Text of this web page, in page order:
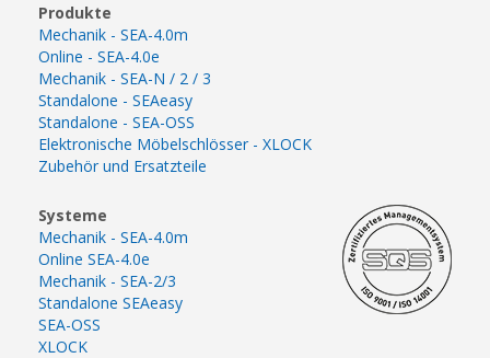
Produkte
Mechanik - SEA-4.0m
Online - SEA-4.0e
Mechanik - SEA-N / 2 / 3
Standalone - SEAeasy
Standalone - SEA-OSS
Elektronische Möbelschlösser - XLOCK
Zubehör und Ersatzteile
Systeme
Mechanik - SEA-4.0m
Online SEA-4.0e
Mechanik - SEA-2/3
Standalone SEAeasy
SEA-OSS
XLOCK